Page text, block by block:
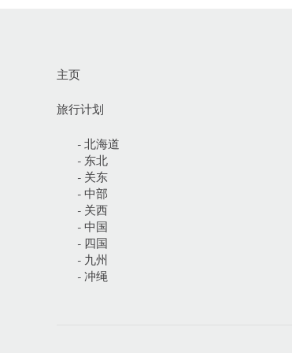
主页
旅行计划
- 北海道
- 东北
- 关东
- 中部
- 关西
- 中国
- 四国
- 九州
- 冲绳